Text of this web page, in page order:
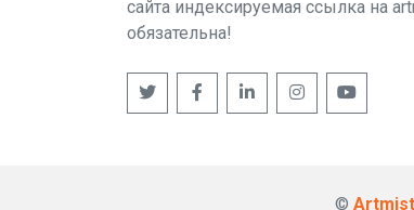
сайта индексируемая ссылка на
обязательна!
©